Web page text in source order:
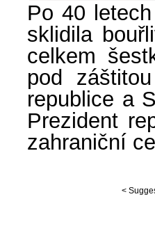
Po 40
sklidila
celkem
pod
republice a
Prezident
zahraniční
<